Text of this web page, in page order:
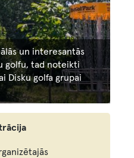
un interesantās
golfu, tad noteikti
Disku golfa grupai